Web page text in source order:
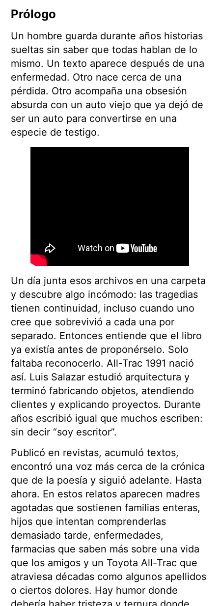
Prólogo
Un hombre guarda durante años historias
sueltas sin saber que todas hablan de lo
mismo. Un texto aparece después de una
enfermedad. Otro nace cerca de una
pérdida. Otro acompaña una obsesión
absurda con un auto viejo que ya dejó de
ser un auto para convertirse en una
especie de testigo.
Un día junta esos archivos en una carpeta
y descubre algo incómodo: las tragedias
tienen continuidad, incluso cuando uno
cree que sobrevivió a cada una por
separado. Entonces entiende que el libro
ya existía antes de proponérselo. Solo
faltaba reconocerlo. All-Trac 1991 nació
así. Luis Salazar estudió arquitectura y
terminó fabricando objetos, atendiendo
clientes y explicando proyectos. Durante
años escribió igual que muchos escriben:
sin decir “soy escritor”.
Publicó en revistas, acumuló textos,
encontró una voz más cerca de la crónica
que de la poesía y siguió adelante. Hasta
ahora. En estos relatos aparecen madres
agotadas que sostienen familias enteras,
hijos que intentan comprenderlas
demasiado tarde, enfermedades,
farmacias que saben más sobre una vida
que los amigos y un Toyota All-Trac que
atraviesa décadas como algunos apellidos
o ciertos dolores. Hay humor donde